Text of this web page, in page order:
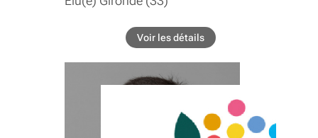
Voir les détails
Biodiversité, eau, littoral, transition